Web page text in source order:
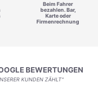
Beim Fahrer
bezahlen. Bar,
Karte oder
Firmenrechnung
BEWERTUNGEN
KUNDEN ZÄHLT"